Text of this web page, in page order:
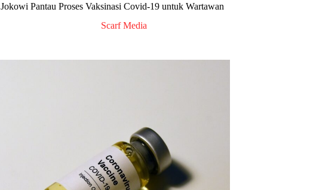
Jokowi Pantau Proses Vaksinasi Covid-19 untuk Wartawan
Scarf Media